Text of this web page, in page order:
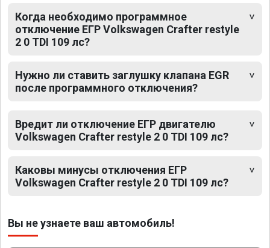
Когда необходимо программное
отключение ЕГР Volkswagen Crafter restyle
2 0 TDI 109 лс?
Нужно ли ставить заглушку клапана EGR
после программного отключения?
Вредит ли отключение ЕГР двигателю
Volkswagen Crafter restyle 2 0 TDI 109 лс?
Каковы минусы отключения ЕГР
Volkswagen Crafter restyle 2 0 TDI 109 лс?
Вы не узнаете ваш автомобиль!